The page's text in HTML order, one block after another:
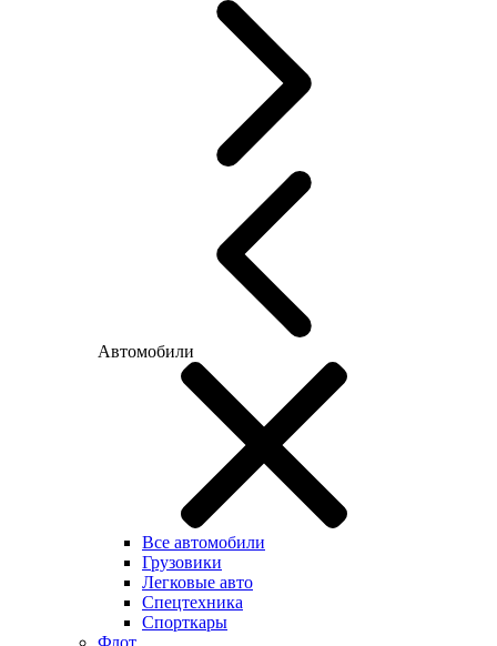
Автомобили
Все автомобили
Грузовики
Легковые авто
Спецтехника
Спорткары
Флот